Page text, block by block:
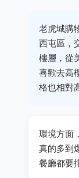
老虎城購
西屯區，
樓層，從
喜歡去高
格也相對
環境方面
真的多到
餐廳都要